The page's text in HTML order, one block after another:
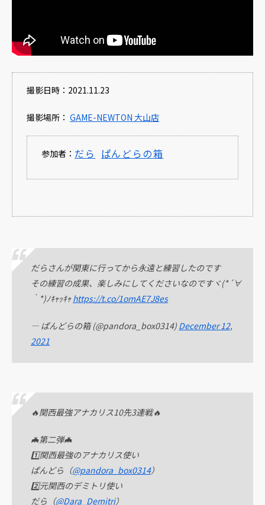
撮影日時：2021.11.23
撮影場所： GAME-NEWTON 大山店
参加者： だら ぱんどらの箱
だらさんが関東に行ってから永遠と練習したのです
その練習の成果、楽しみにしてくださいなのですヾ(*´∀
｀*)ﾉｷｬｯｷｬhttps://t.co/1omAE7J8es
— ぱんどらの箱 (@pandora_box0314) December 12,
2021
🔥関西最強アナカリス10先3連戦🔥
🦇第二弾🦇
1️⃣関西最強のアナカリス使い
ぱんどら（@pandora_box0314）
2️⃣元関西のデミトリ使い
だら（@Dara_Demitri）